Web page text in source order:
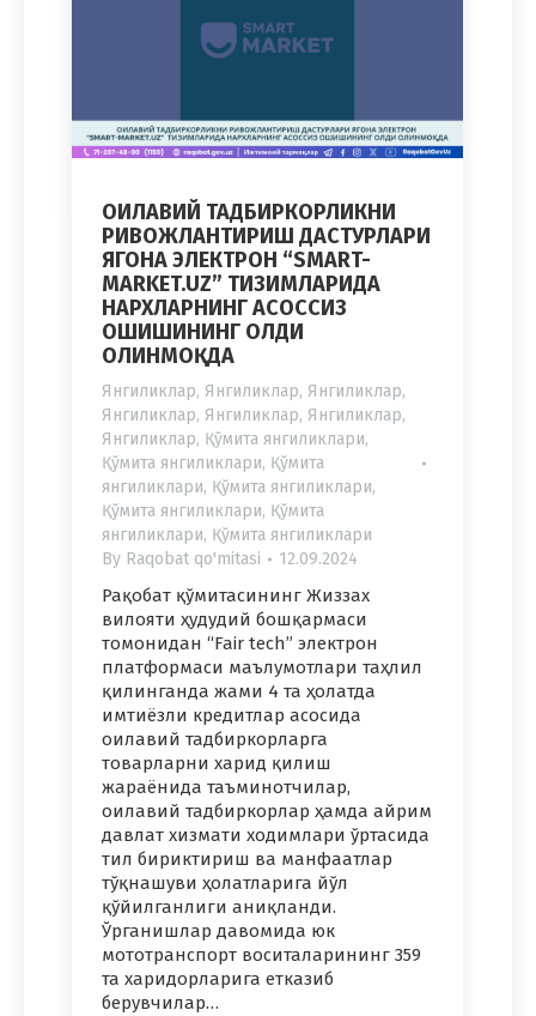
ОИЛАВИЙ ТАДБИРКОРЛИКНИ
РИВОЖЛАНТИРИШ ДАСТУРЛАРИ
ЯГОНА ЭЛЕКТРОН “SMART-
MARKET.UZ” ТИЗИМЛАРИДА
НАРХЛАРНИНГ АСОССИЗ
ОШИШИНИНГ ОЛДИ
ОЛИНМОҚДА
Янгиликлар, Янгиликлар, Янгиликлар,
Янгиликлар, Янгиликлар, Янгиликлар,
Янгиликлар, Қўмита янгиликлари,
Қўмита янгиликлари, Қўмита
янгиликлари, Қўмита янгиликлари,
Қўмита янгиликлари, Қўмита
янгиликлари, Қўмита янгиликлари
By Raqobat qo'mitasi 12.09.2024
Рақобат қўмитасининг Жиззах
вилояти ҳудудий бошқармаси
томонидан “Fair tech” электрон
платформаси маълумотлари таҳлил
қилинганда жами 4 та ҳолатда
имтиёзли кредитлар асосида
оилавий тадбиркорларга
товарларни харид қилиш
жараёнида таъминотчилар,
оилавий тадбиркорлар ҳамда айрим
давлат хизмати ходимлари ўртасида
тил бириктириш ва манфаатлар
тўқнашуви ҳолатларига йўл
қўйилганлиги аниқланди.
Ўрганишлар давомида юк
мототранспорт воситаларининг 359
та харидорларига етказиб
берувчилар…